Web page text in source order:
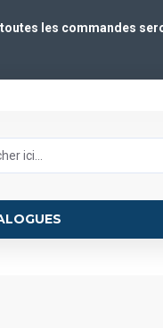
les commandes